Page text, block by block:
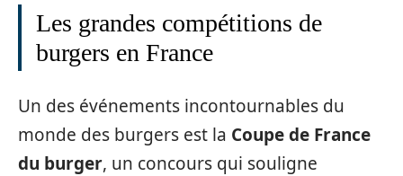
Les grandes compétitions de
burgers en France
Un des événements incontournables du
monde des burgers est la Coupe de France
du burger, un concours qui souligne